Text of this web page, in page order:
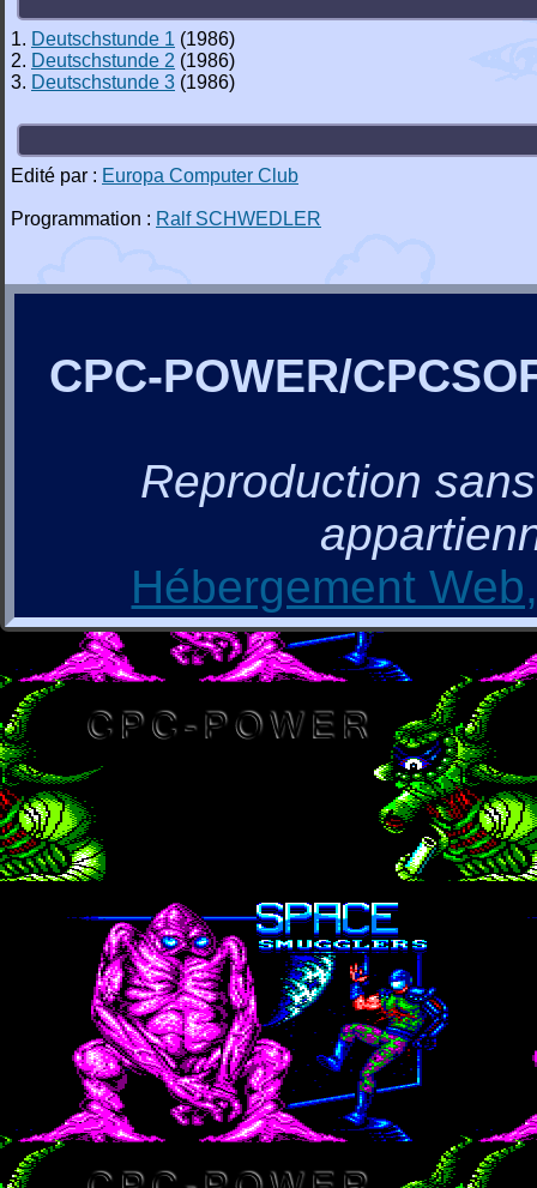
1. Deutschstunde 1 (1986)
2. Deutschstunde 2 (1986)
3. Deutschstunde 3 (1986)
Edité par : Europa Computer Club
Programmation : Ralf SCHWEDLER
CPC-POWER/
Reproduction
Hébergement